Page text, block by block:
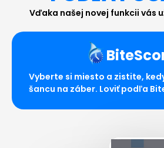
Vďaka našej novej funkcii vás
Vyberte si miesto a zistite,
šancu na záber. Loviť podľa